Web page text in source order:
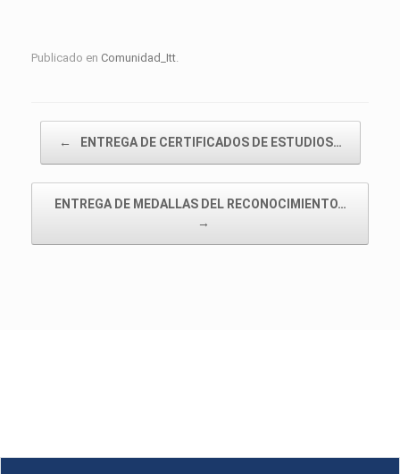
Publicado en Comunidad_Itt.
Navegador de artículos
← ENTREGA DE CERTIFICADOS DE ESTUDIOS…
ENTREGA DE MEDALLAS DEL RECONOCIMIENTO…
→